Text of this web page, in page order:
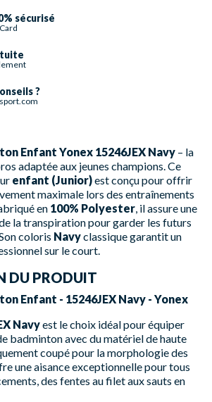
sécurisé
?
Enfant Yonex 15246JEX Navy – la
adaptée aux jeunes champions. Ce
enfant (Junior)est conçu pour offrir
maximale lors des entraînements
en 100% Polyester , il assure une
la transpiration pour garder les futurs
coloris Navyclassique garantit un
sur le court.
DU PRODUIT
Enfant - 15246JEX Navy - Yonex
Navyest le choix idéal pour équiper
badminton avec du matériel de haute
coupé pour la morphologie des
une aisance exceptionnelle pour tous
des fentes au filet aux sauts en